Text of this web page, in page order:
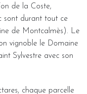
de la Coste,
sont durant tout ce
de Montcalmès). Le
vignoble le Domaine
Sylvestre avec son
chaque parcelle